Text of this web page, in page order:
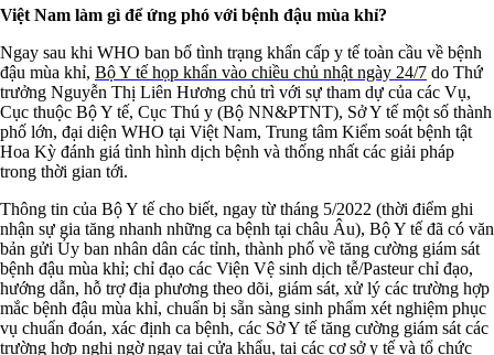
Việt Nam làm gì để ứng phó với bệnh đậu mùa khỉ?
Ngay sau khi WHO ban bố tình trạng khẩn cấp y tế toàn cầu về bệnh
đậu mùa khỉ, Bộ Y tế họp khẩn vào chiều chủ nhật ngày 24/7 do Thứ
trưởng Nguyễn Thị Liên Hương chủ trì với sự tham dự của các Vụ,
Cục thuộc Bộ Y tế, Cục Thú y (Bộ NN&PTNT), Sở Y tế một số thành
phố lớn, đại diện WHO tại Việt Nam, Trung tâm Kiểm soát bệnh tật
Hoa Kỳ đánh giá tình hình dịch bệnh và thống nhất các giải pháp
trong thời gian tới.
Thông tin của Bộ Y tế cho biết, ngay từ tháng 5/2022 (thời điểm ghi
nhận sự gia tăng nhanh những ca bệnh tại châu Âu), Bộ Y tế đã có văn
bản gửi Ủy ban nhân dân các tỉnh, thành phố về tăng cường giám sát
bệnh đậu mùa khỉ; chỉ đạo các Viện Vệ sinh dịch tễ/Pasteur chỉ đạo,
hướng dẫn, hỗ trợ địa phương theo dõi, giám sát, xử lý các trường hợp
mắc bệnh đậu mùa khỉ, chuẩn bị sẵn sàng sinh phẩm xét nghiệm phục
vụ chuẩn đoán, xác định ca bệnh, các Sở Y tế tăng cường giám sát các
trường hợp nghi ngờ ngay tại cửa khẩu, tại các cơ sở y tế và tổ chức